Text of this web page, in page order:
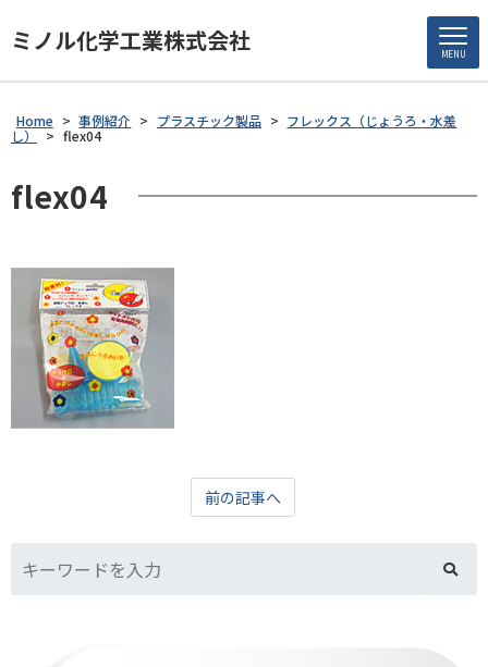
ミノル化学工業株式会社 MENU
Home > 事例紹介 > プラスチック製品 > フレックス（じょうろ・水差
し）
> flex04
flex04
前の記事へ